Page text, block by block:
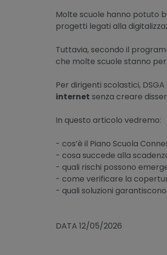
Molte scuole hanno potuto
progetti legati alla
Tuttavia, secondo il
che molte scuole stanno
Per dirigenti scolastici,
internet senza creare
In questo articolo vedremo:
- cos’è il Piano Scuola
- cosa succede alla
- quali rischi possono
- come verificare la
- quali soluzioni
DATA 12/05/2026